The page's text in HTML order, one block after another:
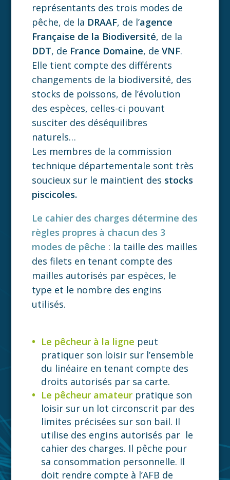
représentants des trois modes de
pêche, de la DRAAF, de l’agence
Française de la Biodiversité, de la
DDT, de France Domaine, deVNF.
Elle tient compte des différents
changements de la biodiversité, des
stocks de poissons, de l’évolution
des espèces, celles-ci pouvant
susciter des déséquilibres
naturels…
Les membres de la commission
technique départementale sont très
soucieux sur le maintient des stocks
piscicoles.
Le cahier des charges détermine des
règles propres à chacun des 3
modes de pêche : la taille des mailles
des filets en tenant compte des
mailles autorisés par espèces, le
type et le nombre des engins
utilisés.
Le pêcheur à la ligne peut
pratiquer son loisir sur l’ensemble
du linéaire en tenant compte des
droits autorisés par sa carte.
Le pêcheur amateur pratique son
loisir sur un lot circonscrit par des
limites précisées sur son bail. Il
utilise des engins autorisés par le
cahier des charges. Il pêche pour
sa consommation personnelle. Il
doit rendre compte à l’AFB de